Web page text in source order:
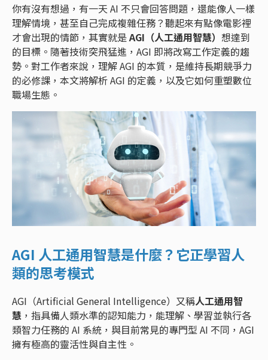
你有沒有想過，有一天 AI 不只會回答問題，還能像人一樣
理解情境，甚至自己完成複雜任務？聽起來有點像電影裡
才會出現的情節，其實就是AGI（人工通用智慧） 想達到
的目標。隨著技術突飛猛進，AGI 即將改寫工作定義的趨
勢。對工作者來說，理解 AGI 的本質，是維持長期競爭力
的必修課，本文將解析 AGI 的定義，以及它如何重塑數位
職場生態。
AGI 人工通用智慧是什麼？它正學習人
類的思考模式
AGI（Artificial General Intelligence）又稱人工通用智
慧 ，指具備人類水準的認知能力，能理解、學習並執行各
類智力任務的 AI 系統，與目前常見的專門型 AI 不同，AGI
擁有極高的靈活性與自主性。